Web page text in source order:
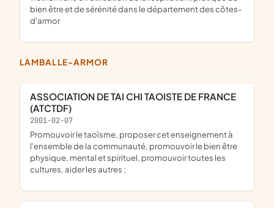
bien être et de sérénité dans le département des côtes-
d'armor
LAMBALLE-ARMOR
ASSOCIATION DE TAI CHI TAOISTE DE FRANCE
(ATCTDF)
2001-02-07
promouvoir le taoïsme, proposer cet enseignement à
l'ensemble de la communauté, promouvoir le bien être
physique, mental et spirituel, promouvoir toutes les
cultures, aider les autres ;